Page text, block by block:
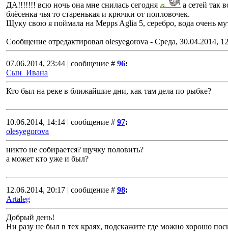
ДА!!!!!!! всю ночь она мне снилась сегодня
а сетей так
блёсенка чья то старенькая и крючки от попловочек.
Щуку свою я поймала на Mepps Aglia 5, серебро, вода очень
Сообщение отредактировал olesyegorova - Среда, 30.04.2014,
07.06.2014, 23:44 | сообщение # 96:
Сын_Ивана
Кто был на реке в ближайшие дни, как там дела по рыбке?
10.06.2014, 14:14 | сообщение # 97:
olesyegorova
никто не собирается? щучку половить?
а может кто уже и был?
12.06.2014, 20:17 | сообщение # 98:
Artaleg
Добрый день!
Ни разу не был в тех краях, подскажите где можно хорошо